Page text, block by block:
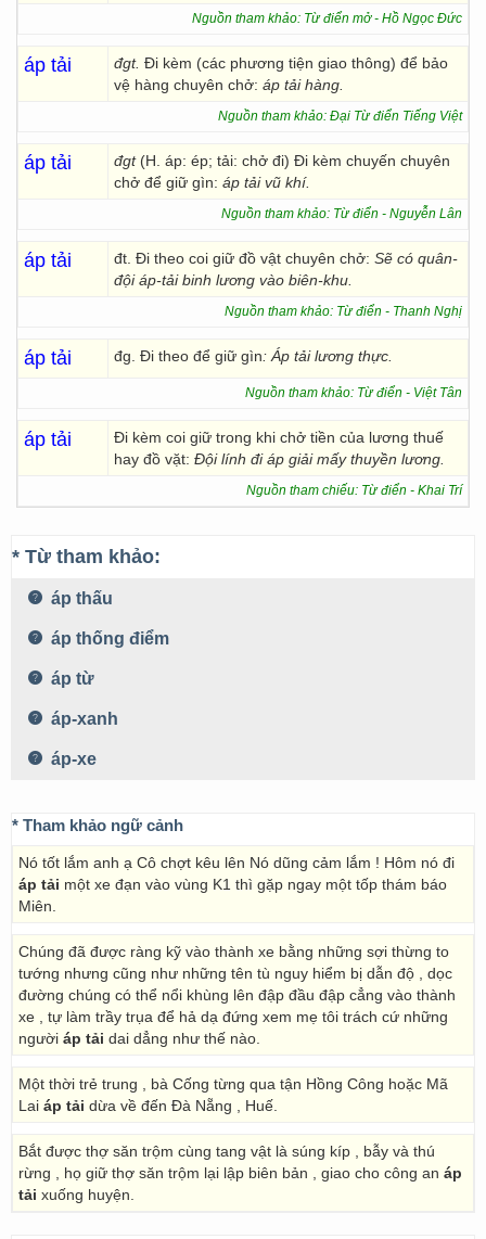
Nguồn tham khảo: Từ điển mở - Hồ Ngọc Đức
áp tải đgt. Đi kèm (các phương tiện giao thông) để bảo
vệ hàng chuyên chở: áp tải hàng.
Nguồn tham khảo: Đại Từ điển Tiếng Việt
áp tải đgt (H. áp: ép; tải: chở đi) Đi kèm chuyến chuyên
chở để giữ gìn: áp tải vũ khí.
Nguồn tham khảo: Từ điển - Nguyễn Lân
áp tải đt. Đi theo coi giữ đồ vật chuyên chở: Sẽ có quân-
đội áp-tải binh lương vào biên-khu.
Nguồn tham khảo: Từ điển - Thanh Nghị
áp tải đg. Đi theo để giữ gìn: Áp tải lương thực.
Nguồn tham khảo: Từ điển - Việt Tân
áp tải
Đi kèm coi giữ trong khi chở tiền của lương thuế
hay đồ vặt: Đội lính đi áp giải mấy thuyền lương.
Nguồn tham chiếu: Từ điển - Khai Trí
* Từ tham khảo:
áp thấu
áp thống điểm
áp từ
áp-xanh
áp-xe
* Tham khảo ngữ cảnh
Nó tốt lắm anh ạ Cô chợt kêu lên Nó dũng cảm lắm ! Hôm nó đi
áp tải một xe đạn vào vùng K1 thì gặp ngay một tốp thám báo
Miên.
Chúng đã được ràng kỹ vào thành xe bằng những sợi thừng to
tướng nhưng cũng như những tên tù nguy hiểm bị dẫn độ , dọc
đường chúng có thể nổi khùng lên đập đầu đập cẳng vào thành
xe , tự làm trầy trụa để hả dạ đứng xem mẹ tôi trách cứ những
người áp tải dai dẳng như thế nào.
Một thời trẻ trung , bà Cống từng qua tận Hồng Công hoặc Mã
Lai áp tải dừa về đến Đà Nẵng , Huế.
Bắt được thợ săn trộm cùng tang vật là súng kíp , bẫy và thú
rừng , họ giữ thợ săn trộm lại lập biên bản , giao cho công an áp
tải xuống huyện.